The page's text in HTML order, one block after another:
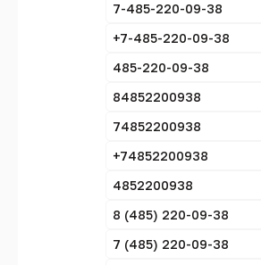
7-485-220-09-38
+7-485-220-09-38
485-220-09-38
84852200938
74852200938
+74852200938
4852200938
8 (485) 220-09-38
7 (485) 220-09-38